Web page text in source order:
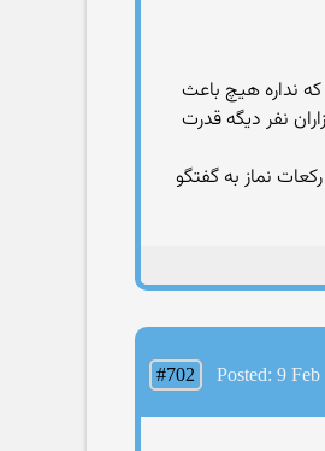
هیچ سودی برای پیامبر که نداره هیچ باعث
نفر دیگه قدرت
نماز به گفتگو
#702 Posted: 9